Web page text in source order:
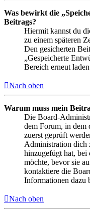
Was bewirkt die
Beitrags?
Hiermit kannst du
zu einem späteren
Den gesicherten
„Gespeicherte
Bereich erneut
Nach oben
Warum muss mein
Die Board-
dem Forum, in dem
zuerst geprüft
Administration dich
hinzugefügt hat, bei
möchte, bevor sie
kontaktiere die
Informationen dazu
Nach oben